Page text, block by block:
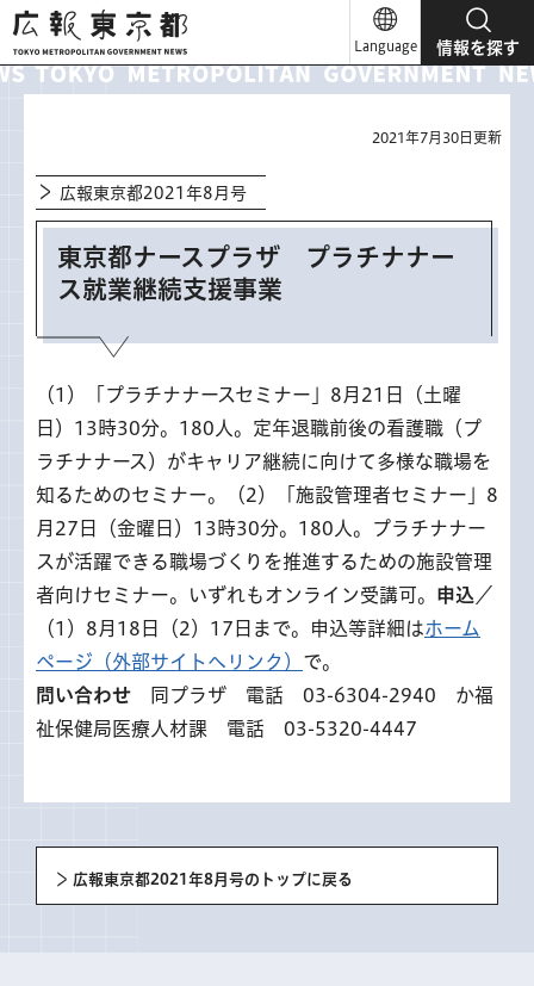
広報東京都
Language 情報を探す
2021年7月30日更新
広報東京都2021年8月号
東京都ナースプラザ プラチナナー
ス就業継続支援事業
（1）「プラチナナースセミナー」8月21日（土曜
日）13時30分。180人。定年退職前後の看護職（プ
ラチナナース）がキャリア継続に向けて多様な職場を
知るためのセミナー。（2）「施設管理者セミナー」8
月27日（金曜日）13時30分。180人。プラチナナー
スが活躍できる職場づくりを推進するための施設管理
者向けセミナー。いずれもオンライン受講可。
申込 ／
（1）8月18日（2）17日まで。申込等詳細はホーム
ページ（外部サイトへリンク） で。
問い合わせ 同プラザ 電話 03-6304-2940 か福
祉保健局医療人材課 電話 03-5320-4447
広報東京都2021年8月号のトップに戻る